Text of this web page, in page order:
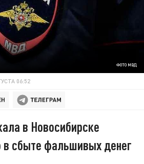
ФОТО МВД
06:52
в Новосибирске
в сбыте фальшивых денег